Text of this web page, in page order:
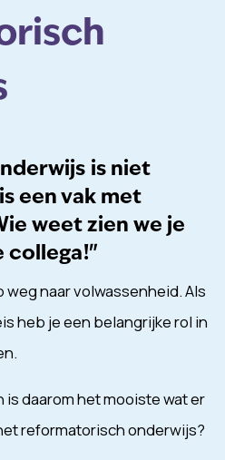
is niet
een vak met
weet zien we je
collega!"
naar volwassenheid. Als
heb je een belangrijke rol in
daarom het mooiste wat er
reformatorisch onderwijs?